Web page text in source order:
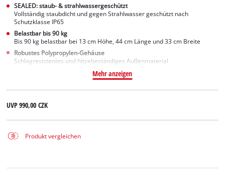
SEALED: staub- & strahlwassergeschützt
Vollständig staubdicht und gegen Strahlwasser geschützt nach
Schutzklasse IP65
Belastbar bis 90 kg
Bis 90 kg belastbar bei 13 cm Höhe, 44 cm Länge und 33 cm Breite
Robustes Polypropylen-Gehäuse
Schlagresistentes und hitzebeständiges Außenmaterial
Mehr anzeigen
UVP990,00 CZK
Produkt vergleichen